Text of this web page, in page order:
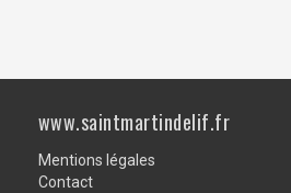
www.saintmartindelif.fr
Mentions légales
Contact